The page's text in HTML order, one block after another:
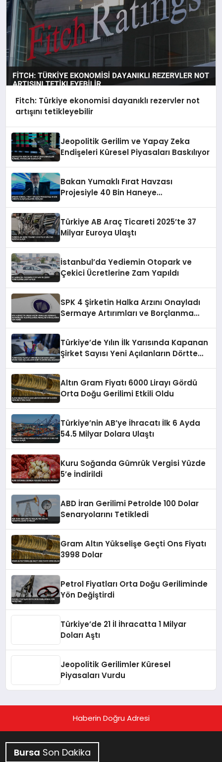
Fitch: Türkiye ekonomisi dayanıklı rezervler not
artışını tetikleyebilir
Jeopolitik Gerilim ve Yapay Zeka
Endişeleri Küresel Piyasaları Baskılıyor
Bakan Yumaklı Fırat Havzası
Projesiyle 40 Bin Haneye
Türkiye AB Araç Ticareti 2025’te 37
Milyar Euroya Ulaştı
İstanbul’da Yediemin Otopark ve
Çekici Ücretlerine Zam Yapıldı
SPK 4 Şirketin Halka Arzını Onayladı
Sermaye Artırımları ve Borçlanma
Türkiye’de Yılın İlk Yarısında Kapanan
Şirket Sayısı Yeni Açılanların Dörtte
Altın Gram Fiyatı 6000 Lirayı Gördü
Orta Doğu Gerilimi Etkili Oldu
Türkiye’nin AB’ye İhracatı İlk 6 Ayda
54.5 Milyar Dolara Ulaştı
Kuru Soğanda Gümrük Vergisi Yüzde
5’e İndirildi
ABD İran Gerilimi Petrolde 100 Dolar
Senaryolarını Tetikledi
Gram Altın Yükselişe Geçti Ons Fiyatı
3998 Dolar
Petrol Fiyatları Orta Doğu Geriliminde
Yön Değiştirdi
Türkiye’de 21 İl İhracatta 1 Milyar
Doları Aştı
Jeopolitik Gerilimler Küresel
Piyasaları Vurdu
Haberin Doğru Adresi
Bursa Son Dakika